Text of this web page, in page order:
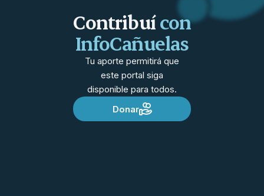
Contribuícon
InfoCañuelas
Tu aporte permitirá que
este portal siga
disponible para todos.
Donar